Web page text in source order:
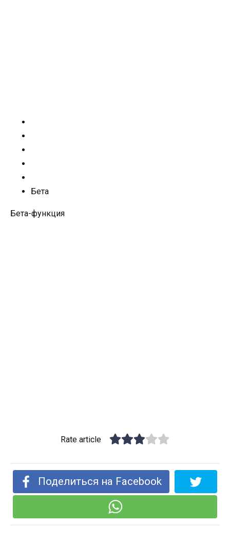
Бета
Бета-функция
Rate article
Поделиться на Facebook